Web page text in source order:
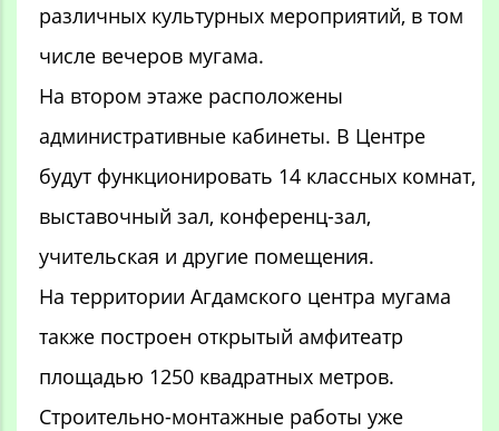
различных культурных мероприятий, в том
числе вечеров мугама.
На втором этаже расположены
административные кабинеты. В Центре
будут функционировать 14 классных комнат,
выставочный зал, конференц-зал,
учительская и другие помещения.
На территории Агдамского центра мугама
также построен открытый амфитеатр
площадью 1250 квадратных метров.
Строительно-монтажные работы уже